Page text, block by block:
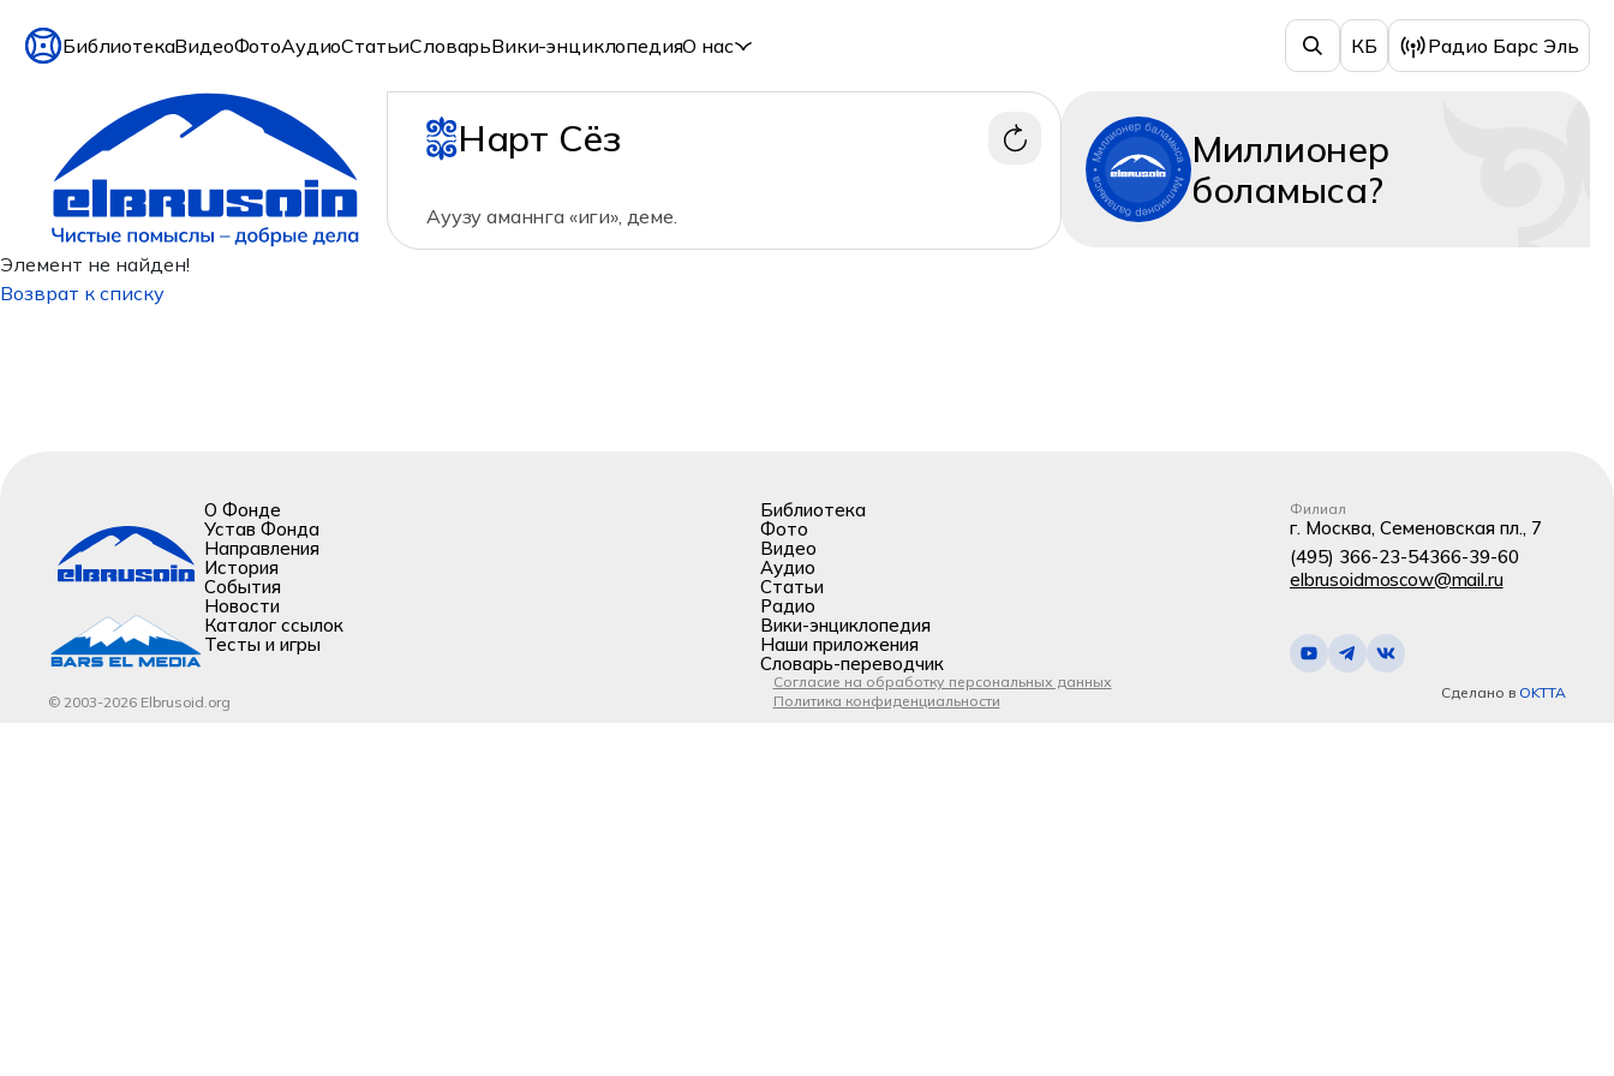
БиблиотекаВидеоФотоАудиоСтатьиСловарьВики-энциклопедияО нас КБ Радио Барс Эль
Нарт Сёз
Ауузу аманнга «иги», деме.
Миллионер
боламыса?
Элемент не найден!
Возврат к списку
О Фонде
Устав Фонда
Направления
История
События
Новости
Каталог ссылок
Тесты и игры
Библиотека
Фото
Видео
Аудио
Статьи
Радио
Вики-энциклопедия
Наши приложения
Словарь-переводчик
Филиал
г. Москва, Семеновская пл., 7
(495) 366-23-54366-39-60
elbrusoidmoscow@mail.ru
© 2003-2026 Elbrusoid.org
Согласие на обработку персональных данных
Политика конфиденциальности
Сделано в OKTTA